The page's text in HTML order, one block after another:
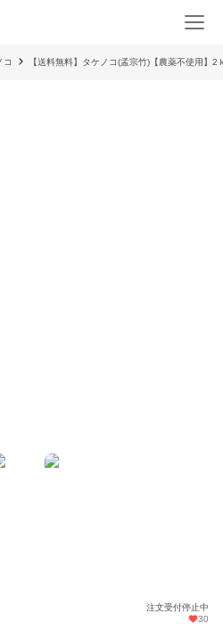
コ 【送料無料】タケノコ(孟宗竹)【農薬不使用】2
注文受付停止中
30